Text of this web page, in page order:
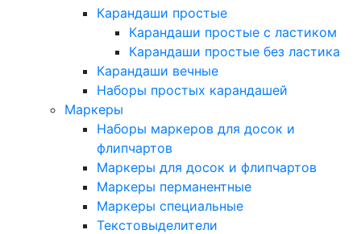
Карандаши простые
Карандаши простые с ластиком
Карандаши простые без ластика
Карандаши вечные
Наборы простых карандашей
Маркеры
Наборы маркеров для досок и
флипчартов
Маркеры для досок и флипчартов
Маркеры перманентные
Маркеры специальные
Текстовыделители